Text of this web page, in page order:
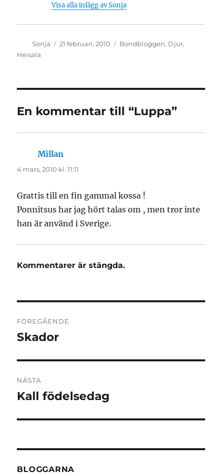
Visa alla inlägg av Sonja
Författare
Sonja
Publicerat
21 februari, 2010 Kategorier
Bondbloggen, Djur,
Heisala
En kommentar till “Luppa”
Millan
4 mars, 2010 kl. 11:11
Grattis till en fin gammal kossa !
Ponnitsus har jag hört talas om , men tror inte
han är använd i Sverige.
Kommentarer är stängda.
FÖREGÅENDE
Föregående
Skador
NÄSTA
Nästa
Kall födelsedag
BLOGGARNA